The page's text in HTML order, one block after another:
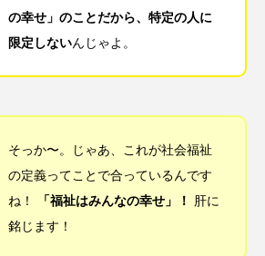
の幸せ」のことだから、特定の人に
限定しないんじゃよ。
そっか〜。じゃあ、これが社会福祉
の定義ってことで合っているんです
ね！
「福祉はみんなの幸せ」！ 肝に
銘じます！